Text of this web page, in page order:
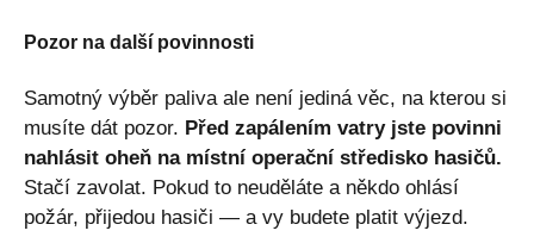
Pozor na další povinnosti
Samotný výběr paliva ale není jediná věc, na kterou si
musíte dát pozor. Před zapálením vatry jste povinni
nahlásit oheň na místní operační středisko hasičů.
Stačí zavolat. Pokud to neuděláte a někdo ohlásí
požár, přijedou hasiči — a vy budete platit výjezd.